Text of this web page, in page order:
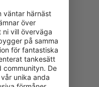
om du inte
=>
väntar härnäst
över
vill överväga
på samma
för fantastiska
tankesätt
communityn. De
unika anda